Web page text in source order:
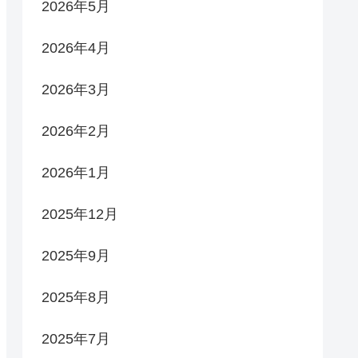
2026年5月
2026年4月
2026年3月
2026年2月
2026年1月
2025年12月
2025年9月
2025年8月
2025年7月